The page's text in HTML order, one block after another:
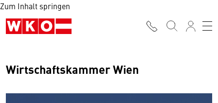
Zum Inhalt springen
Wirtschaftskammer Wien